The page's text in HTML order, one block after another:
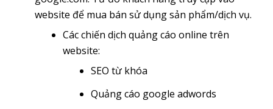
website để mua bán sử dụng sản phẩm/dịch vụ.
Các chiến dịch quảng cáo online trên
website:
SEO từ khóa
Quảng cáo google adwords